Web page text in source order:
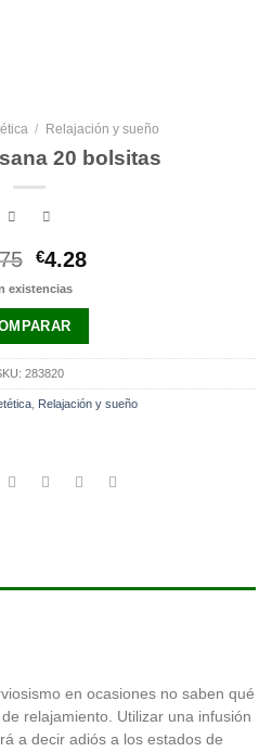
/ Relajación y sueño
20 bolsitas
El
precio
era:
€4.75.
€4.28El
€4.28.
existencias
283820
Relajación y sueño
en ocasiones no saben qué
relajamiento. Utilizar una infusión
a decir adiós a los estados de